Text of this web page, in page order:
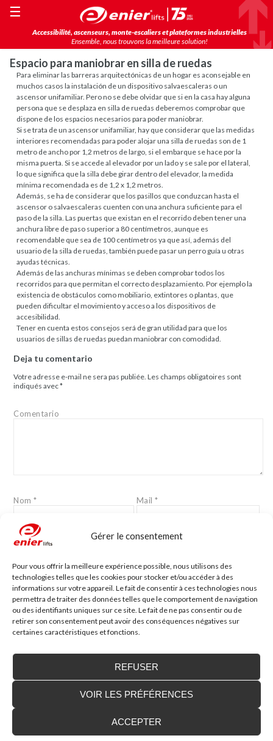
Gérer le consentement
Pour vous offrir la meilleure expérience possible, nous utilisons des
technologies telles que les cookies pour stocker et/ou accéder à des
informations sur votre appareil. Le fait de consentir à ces technologies nous
permettra de traiter des données telles que le comportement de navigation
ou des identifiants uniques sur ce site. Le fait de ne pas consentir ou de
retirer son consentement peut avoir des conséquences négatives sur
certaines caractéristiques et fonctions.
ACCEPTER
REFUSER
VOIR LES PRÉFÉRENCES
Accessibilité, ascenseurs, monte-escaliers et plateformes industrielles
Ensemble, nous trouvons la meilleure solution!
☰
Espacio para maniobrar en silla de ruedas
Para eliminar las barreras arquitectónicas de un hogar es aconsejable en
muchos casos la instalación de un dispositivo salvaescaleras o un
ascensor unifamiliar. Pero no se debe olvidar que si en la casa hay alguna
persona que se desplaza en silla de ruedas deberemos comprobar que
dispone de los espacios necesarios para poder maniobrar.
Si se trata de un ascensor unifamiliar, hay que considerar que las medidas
interiores recomendadas para poder alojar una silla de ruedas son de 1
metro de ancho por 1,2 metros de largo, si el embarque se hace por la
misma puerta. Si se accede al elevador por un lado y se sale por el lateral,
lo que significa que la silla debe girar dentro del elevador, la medida
mínima recomendada es de 1,2 x 1,2 metros.
Además, se ha de considerar que los pasillos que conduzcan hasta el
ascensor o salvaescaleras cuenten con una anchura suficiente para el
paso de la silla. Las puertas que existan en el recorrido deben tener una
anchura libre de paso superior a 80 centímetros, aunque es
recomendable que sea de 100 centímetros ya que así, además del
usuario de la silla de ruedas, también puede pasar un perro guía u otras
ayudas técnicas.
Además de las anchuras mínimas se deben comprobar todos los
recorridos para que permitan el correcto desplazamiento. Por ejemplo la
existencia de obstáculos como mobiliario, extintores o plantas, que
pueden dificultar el movimiento y acceso a los dispositivos de
accesibilidad.
Tener en cuenta estos consejos será de gran utilidad para que los
usuarios de sillas de ruedas puedan maniobrar con comodidad.
Deja tu comentario
Votre adresse e-mail ne sera pas publiée. Les champs obligatoires sont
indiqués avec*
Comentario
Nom* Mail*
Site web
Accessibilité Blog
Nous installons des plates-formes élévatrices
pour les personnes à mobilité réduite, y
compris en France